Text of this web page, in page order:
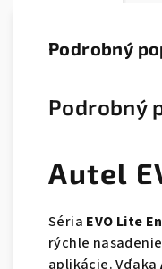
Podrobný
Podrobný
Autel
Séria EVO Lite
rýchle
aplikácie. Vďaka